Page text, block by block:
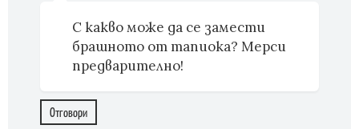
С какво може да се замести
брашното от тапиока? Мерси
предварително!
Отговори